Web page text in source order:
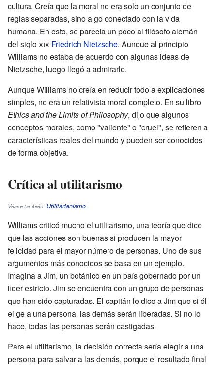
cultura. Creía que la moral no era solo un conjunto de
reglas separadas, sino algo conectado con la vida
humana. En esto, se parecía un poco al filósofo alemán
del sigloxix Friedrich Nietzsche. Aunque al principio
Williams no estaba de acuerdo con algunas ideas de
Nietzsche, luego llegó a admirarlo.
Aunque Williams no creía en reducir todo a explicaciones
simples, no era un relativista moral completo. En su libro
Ethics and the Limits of Philosophy, dijo que algunos
conceptos morales, como "valiente" o "cruel", se refieren a
características reales del mundo y pueden ser conocidos
de forma objetiva.
Crítica al utilitarismo
Véase también: Utilitarianismo
Williams criticó mucho el utilitarismo, una teoría que dice
que las acciones son buenas si producen la mayor
felicidad para el mayor número de personas. Uno de sus
argumentos más conocidos se basa en un ejemplo.
Imagina a Jim, un botánico en un país gobernado por un
líder estricto. Jim se encuentra con un grupo de personas
que han sido capturadas. El capitán le dice a Jim que si él
elige a una persona, las demás serán liberadas. Si no lo
hace, todas las personas serán castigadas.
Para el utilitarismo, la decisión correcta sería elegir a una
persona para salvar a las demás, porque el resultado final